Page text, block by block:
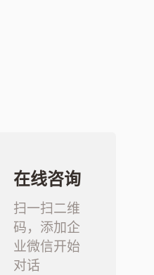
在线咨询
扫一扫二维
码，添加企
业微信开始
对话